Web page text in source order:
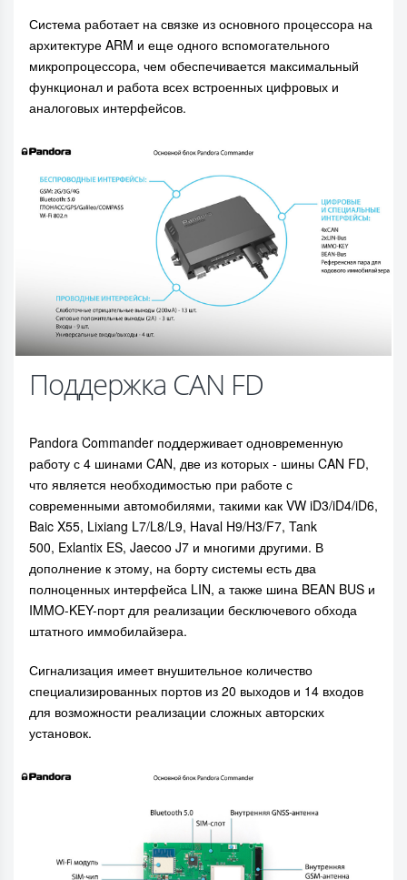
Система работает на связке из основного процессора на
архитектуре ARM и еще одного вспомогательного
микропроцессора, чем обеспечивается максимальный
функционал и работа всех встроенных цифровых и
аналоговых интерфейсов.
Поддержка CAN FD
Pandora Commander поддерживает одновременную
работу с 4 шинами CAN, две из которых - шины CAN FD,
что является необходимостью при работе с
современными автомобилями, такими как VW iD3/iD4/iD6,
Baic X55, Lixiang L7/L8/L9, Haval H9/H3/F7, Tank
500, Exlantix ES, Jaecoo J7 и многими другими. В
дополнение к этому, на борту системы есть два
полноценных интерфейса LIN, а также шина BEAN BUS и
IMMO-KEY-порт для реализации бесключевого обхода
штатного иммобилайзера.
Сигнализация имеет внушительное количество
специализированных портов из 20 выходов и 14 входов
для возможности реализации сложных авторских
установок.